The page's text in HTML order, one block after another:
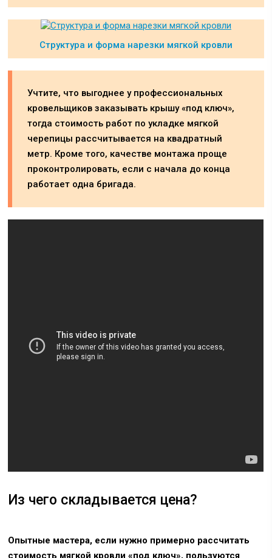
Структура и форма нарезки мягкой кровли
Учтите, что выгоднее у профессиональных
кровельщиков заказывать крышу «под ключ»,
тогда стоимость работ по укладке мягкой
черепицы рассчитывается на квадратный
метр. Кроме того, качестве монтажа проще
проконтролировать, если с начала до конца
работает одна бригада.
Из чего складывается цена?
Опытные мастера, если нужно примерно рассчитать
стоимость мягкой кровли «под ключ», пользуются